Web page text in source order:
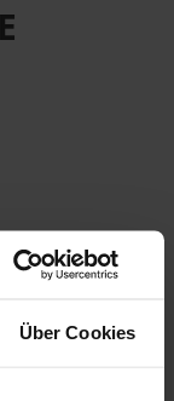
Über Cookies